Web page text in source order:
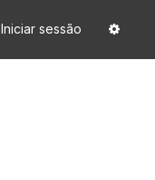
Iniciar sessão